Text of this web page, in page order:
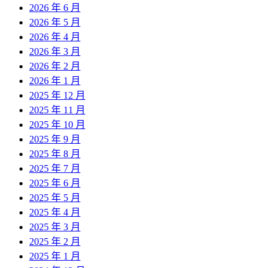
2026 年 6 月
2026 年 5 月
2026 年 4 月
2026 年 3 月
2026 年 2 月
2026 年 1 月
2025 年 12 月
2025 年 11 月
2025 年 10 月
2025 年 9 月
2025 年 8 月
2025 年 7 月
2025 年 6 月
2025 年 5 月
2025 年 4 月
2025 年 3 月
2025 年 2 月
2025 年 1 月